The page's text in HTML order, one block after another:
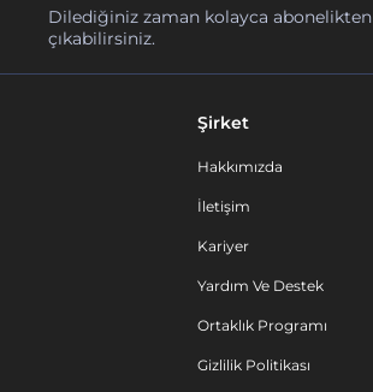
Dilediğiniz zaman kolayca abonelikten
çıkabilirsiniz.
Şirket
Hakkımızda
İletişim
Kariyer
Yardım Ve Destek
Ortaklık Programı
Gizlilik Politikası